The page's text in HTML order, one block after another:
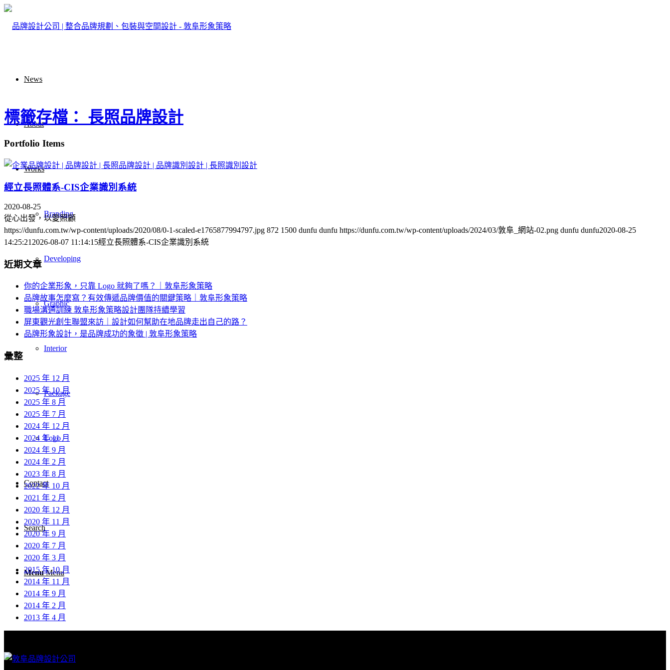
News
About
Works
Branding
Developing
Graphic
Interior
Package
Logo
Contact
Search
Menu Menu
標籤存檔： 長照品牌設計
Portfolio Items
經立長照體系-CIS企業識別系統
2020-08-25
從心出發，以愛照顧
https://dunfu.com.tw/wp-content/uploads/2020/08/0-1-scaled-e1765877994797.jpg 872 1500 dunfu dunfu https://dunfu.com.tw/wp-content/uploads/2024/03/敦阜_網站-02.png dunfu dunfu2020-08-25
14:25:21 2026-08-07 11:14:15經立長照體系-CIS企業識別系統
近期文章
你的企業形象，只靠 Logo 就夠了嗎？｜敦阜形象策略
品牌故事怎麼寫？有效傳遞品牌價值的關鍵策略｜敦阜形象策略
職場溝通訓練 敦阜形象策略設計團隊持續學習
屏東觀光創生聯盟來訪｜設計如何幫助在地品牌走出自己的路？
品牌形象設計，是品牌成功的象徵 | 敦阜形象策略
彙整
2025 年 12 月
2025 年 10 月
2025 年 8 月
2025 年 7 月
2024 年 12 月
2024 年 11 月
2024 年 9 月
2024 年 2 月
2023 年 8 月
2022 年 10 月
2021 年 2 月
2020 年 12 月
2020 年 11 月
2020 年 9 月
2020 年 7 月
2020 年 3 月
2015 年 10 月
2014 年 11 月
2014 年 9 月
2014 年 2 月
2013 年 4 月